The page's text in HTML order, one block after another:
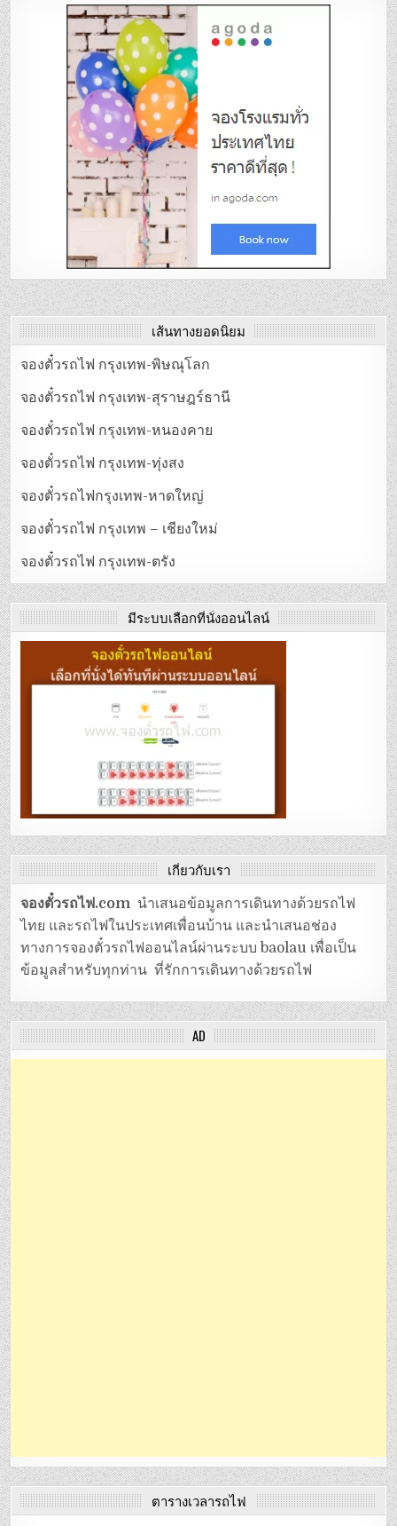
เส้นทางยอดนิยม
จองตั๋วรถไฟ กรุงเทพ-พิษณุโลก
จองตั๋วรถไฟ กรุงเทพ-สุราษฎร์ธานี
จองตั๋วรถไฟ กรุงเทพ-หนองคาย
จองตั๋วรถไฟ กรุงเทพ-ทุ่งสง
จองตั๋วรถไฟกรุงเทพ-หาดใหญ่
จองตั๋วรถไฟ กรุงเทพ – เชียงใหม่
จองตั๋วรถไฟ กรุงเทพ-ตรัง
มีระบบเลือกที่นั่งออนไลน์
เกี่ยวกับเรา
จองตั๋วรถไฟ.com นำเสนอข้อมูลการเดินทางด้วยรถไฟ
ไทย และรถไฟในประเทศเพื่อนบ้าน และนำเสนอช่อง
ทางการจองตั๋วรถไฟออนไลน์ผ่านระบบ baolau เพื่อเป็น
ข้อมูลสำหรับทุกท่าน ที่รักการเดินทางด้วยรถไฟ
AD
ตารางเวลารถไฟ